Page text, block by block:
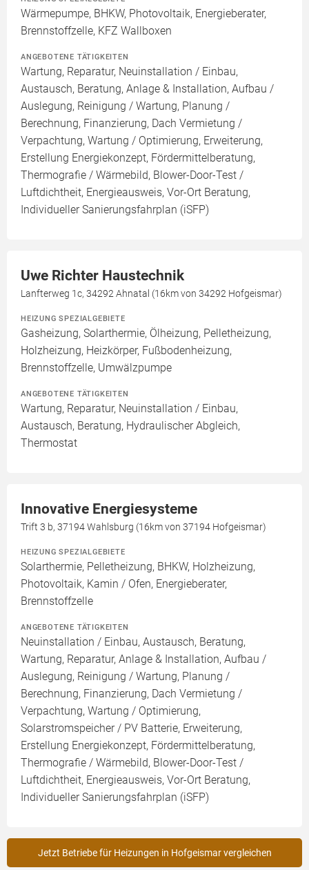
Wärmepumpe, BHKW, Photovoltaik, Energieberater,
Brennstoffzelle, KFZ Wallboxen
ANGEBOTENE TÄTIGKEITEN
Wartung, Reparatur, Neuinstallation / Einbau,
Austausch, Beratung, Anlage & Installation, Aufbau /
Auslegung, Reinigung / Wartung, Planung /
Berechnung, Finanzierung, Dach Vermietung /
Verpachtung, Wartung / Optimierung, Erweiterung,
Erstellung Energiekonzept, Fördermittelberatung,
Thermografie / Wärmebild, Blower-Door-Test /
Luftdichtheit, Energieausweis, Vor-Ort Beratung,
Individueller Sanierungsfahrplan (iSFP)
Uwe Richter Haustechnik
Lanfterweg 1c, 34292 Ahnatal (16km von 34292 Hofgeismar)
HEIZUNG SPEZIALGEBIETE
Gasheizung, Solarthermie, Ölheizung, Pelletheizung,
Holzheizung, Heizkörper, Fußbodenheizung,
Brennstoffzelle, Umwälzpumpe
ANGEBOTENE TÄTIGKEITEN
Wartung, Reparatur, Neuinstallation / Einbau,
Austausch, Beratung, Hydraulischer Abgleich,
Thermostat
Innovative Energiesysteme
Trift 3 b, 37194 Wahlsburg (16km von 37194 Hofgeismar)
HEIZUNG SPEZIALGEBIETE
Solarthermie, Pelletheizung, BHKW, Holzheizung,
Photovoltaik, Kamin / Ofen, Energieberater,
Brennstoffzelle
ANGEBOTENE TÄTIGKEITEN
Neuinstallation / Einbau, Austausch, Beratung,
Wartung, Reparatur, Anlage & Installation, Aufbau /
Auslegung, Reinigung / Wartung, Planung /
Berechnung, Finanzierung, Dach Vermietung /
Verpachtung, Wartung / Optimierung,
Solarstromspeicher / PV Batterie, Erweiterung,
Erstellung Energiekonzept, Fördermittelberatung,
Thermografie / Wärmebild, Blower-Door-Test /
Luftdichtheit, Energieausweis, Vor-Ort Beratung,
Individueller Sanierungsfahrplan (iSFP)
Jetzt Betriebe für Heizungen in Hofgeismar vergleichen